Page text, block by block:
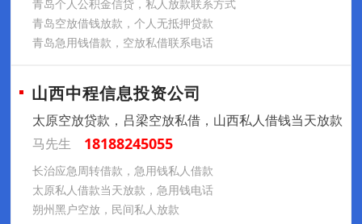
青岛个人公积金信贷，私人放款联系方式
青岛空放借钱放款，个人无抵押贷款
青岛急用钱借款，空放私借联系电话
山西中程信息投资公司
太原空放贷款，吕梁空放私借，山西私人借钱当天放款
马先生
18188245055
长治应急周转借款，急用钱私人借款
太原私人借款当天放款，急用钱电话
朔州黑户空放，民间私人放款